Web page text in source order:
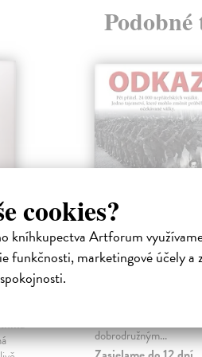
cookies?
kníhkupectva Artforum
funkčnosti, marketingové účely a
Odkaz
Masin Barbara
| Kniha
dobrodružným...